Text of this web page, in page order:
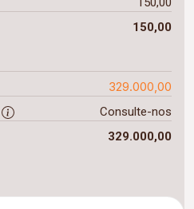
150,00
329.000,00
Consulte-nos
329.000,00